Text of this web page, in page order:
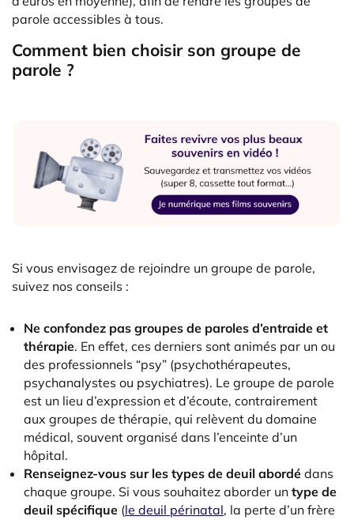
parole accessibles à tous.
Comment bien choisir son groupe de
parole ?
Si vous envisagez de rejoindre un groupe de parole,
suivez nos conseils :
Ne confondez pas groupes de paroles d’entraide et
thérapie. En effet, ces derniers sont animés par un ou
des professionnels “psy” (psychothérapeutes,
psychanalystes ou psychiatres). Le groupe de parole
est un lieu d’expression et d’écoute, contrairement
aux groupes de thérapie, qui relèvent du domaine
médical, souvent organisé dans l’enceinte d’un
hôpital.
Renseignez-vous sur les types de deuil abordé dans
chaque groupe. Si vous souhaitez aborder un type de
deuil spécifique (le deuil périnatal, la perte d’un frère